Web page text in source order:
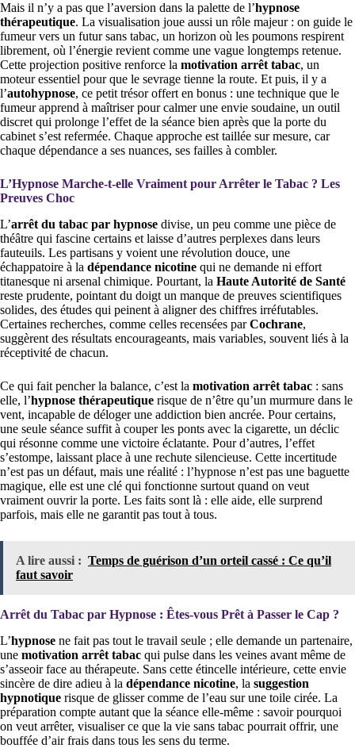
Mais il n’y a pas que l’aversion dans la palette de l’hypnose
thérapeutique. La visualisation joue aussi un rôle majeur : on guide le
fumeur vers un futur sans tabac, un horizon où les poumons respirent
librement, où l’énergie revient comme une vague longtemps retenue.
Cette projection positive renforce la motivation arrêt tabac, un
moteur essentiel pour que le sevrage tienne la route. Et puis, il y a
l’autohypnose, ce petit trésor offert en bonus : une technique que le
fumeur apprend à maîtriser pour calmer une envie soudaine, un outil
discret qui prolonge l’effet de la séance bien après que la porte du
cabinet s’est refermée. Chaque approche est taillée sur mesure, car
chaque dépendance a ses nuances, ses failles à combler.
L’Hypnose Marche-t-elle Vraiment pour Arrêter le Tabac ? Les
Preuves Choc
L’arrêt du tabac par hypnose divise, un peu comme une pièce de
théâtre qui fascine certains et laisse d’autres perplexes dans leurs
fauteuils. Les partisans y voient une révolution douce, une
échappatoire à la dépendance nicotine qui ne demande ni effort
titanesque ni arsenal chimique. Pourtant, la Haute Autorité de Santé
reste prudente, pointant du doigt un manque de preuves scientifiques
solides, des études qui peinent à aligner des chiffres irréfutables.
Certaines recherches, comme celles recensées parCochrane,
suggèrent des résultats encourageants, mais variables, souvent liés à la
réceptivité de chacun.
Ce qui fait pencher la balance, c’est la motivation arrêt tabac : sans
elle, l’hypnose thérapeutique risque de n’être qu’un murmure dans le
vent, incapable de déloger une addiction bien ancrée. Pour certains,
une seule séance suffit à couper les ponts avec la cigarette, un déclic
qui résonne comme une victoire éclatante. Pour d’autres, l’effet
s’estompe, laissant place à une rechute silencieuse. Cette incertitude
n’est pas un défaut, mais une réalité : l’hypnose n’est pas une baguette
magique, elle est une clé qui fonctionne surtout quand on veut
vraiment ouvrir la porte. Les faits sont là : elle aide, elle surprend
parfois, mais elle ne garantit pas tout à tous.
A lire aussi : Temps de guérison d’un orteil cassé : Ce qu’il
faut savoir
Arrêt du Tabac par Hypnose : Êtes-vous Prêt à Passer le Cap ?
L’hypnose ne fait pas tout le travail seule ; elle demande un partenaire,
une motivation arrêt tabac qui pulse dans les veines avant même de
s’asseoir face au thérapeute. Sans cette étincelle intérieure, cette envie
sincère de dire adieu à la dépendance nicotine, la suggestion
hypnotique risque de glisser comme de l’eau sur une toile cirée. La
préparation compte autant que la séance elle-même : savoir pourquoi
on veut arrêter, visualiser ce que la vie sans tabac pourrait offrir, une
bouffée d’air frais dans tous les sens du terme.